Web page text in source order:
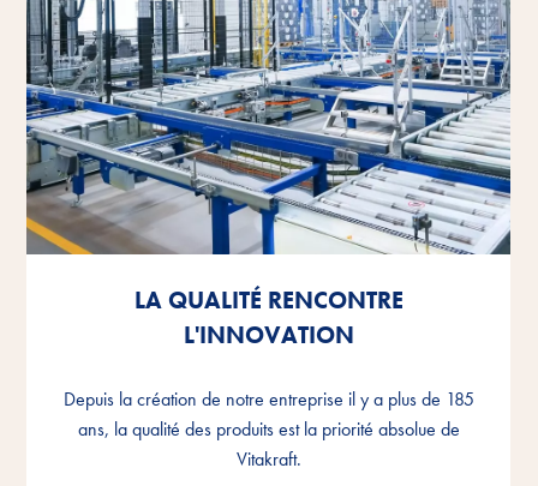
LA QUALITÉ RENCONTRE
L'INNOVATION
Depuis la création de notre entreprise il y a plus de 185
ans, la qualité des produits est la priorité absolue de
Vitakraft.
LA QUALITÉ RENCONTRE
L'INNOVATION
Depuis la création de notre entreprise il y a plus de 185
ans, la qualité des produits est la priorité absolue de
Vitakraft.
LA QUALITÉ RENCONTRE
L'INNOVATION
Depuis la création de notre entreprise il y a plus de 185
ans, la qualité des produits est la priorité absolue de
Vitakraft.